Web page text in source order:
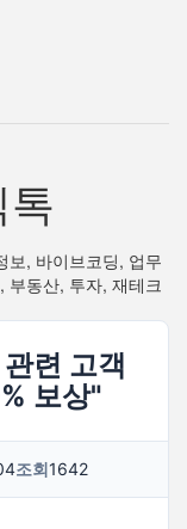
보, 바이브코딩, 업무
부동산, 투자, 재테크
련 고객
보상"
조회1642